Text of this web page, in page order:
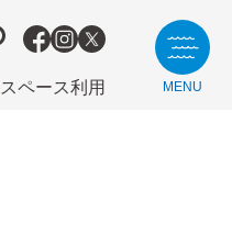
スペース利用 MENU